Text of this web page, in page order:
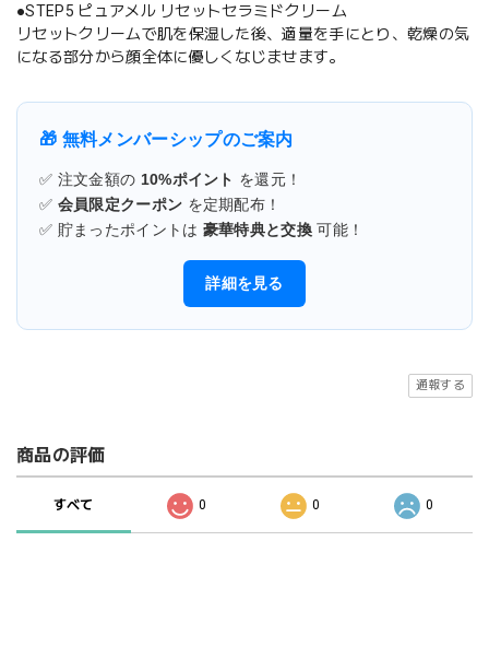
●STEP5 ピュアメル リセットセラミドクリーム
リセットクリームで肌を保湿した後、適量を手にとり、乾燥の気
になる部分から顔全体に優しくなじませます。
🎁 無料メンバーシップのご案内
✅ 注文金額の 10%ポイント を還元！
✅ 会員限定クーポン を定期配布！
✅ 貯まったポイントは 豪華特典と交換 可能！
詳細を見る
通報する
商品の評価
すべて 0 0 0